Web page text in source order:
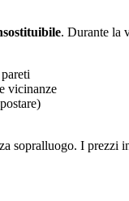
. Durante la
vicinanze
sopralluogo. I prezzi